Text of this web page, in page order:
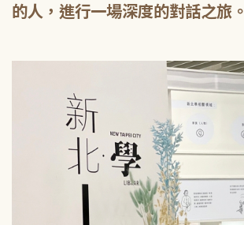
的人，進行一場深度的對話之旅。